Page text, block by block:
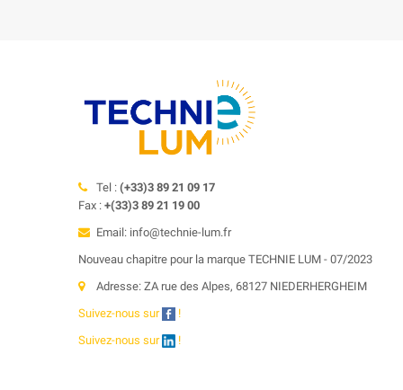
Tel : (+33)3 89 21 09 17
Fax : +(33)3 89 21 19 00
Email: info@technie-lum.fr
Nouveau chapitre pour la marque TECHNIE LUM - 07/2023
Adresse: ZA rue des Alpes, 68127 NIEDERHERGHEIM
Suivez-nous sur
!
Suivez-nous sur
!